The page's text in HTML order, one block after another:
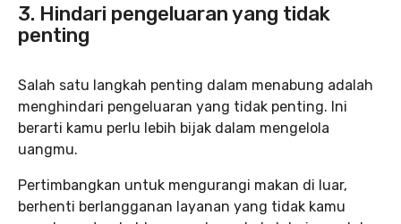
3. Hindari pengeluaran yang tidak
penting
Salah satu langkah penting dalam menabung adalah
menghindari pengeluaran yang tidak penting. Ini
berarti kamu perlu lebih bijak dalam mengelola
uangmu.
Pertimbangkan untuk mengurangi makan di luar,
berhenti berlangganan layanan yang tidak kamu